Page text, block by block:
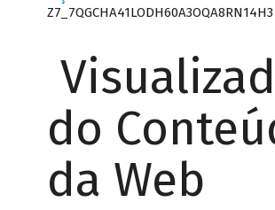
Z7_7QGCHA41LODH60A3OQA8RN14H3
do
da Web